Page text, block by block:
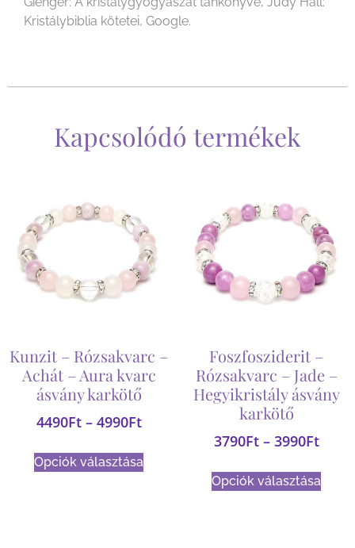
Kristálybiblia kötetei, Google.
Kapcsolódó termékek
Kunzit – Rózsakvarc –
Achát – Aura kvarc
ásvány karkötő
4490Ft – 4990Ft
Opciók választása
Foszfosziderit –
Rózsakvarc – Jade –
Hegyikristály ásvány
karkötő
3790Ft – 3990Ft
Opciók választása